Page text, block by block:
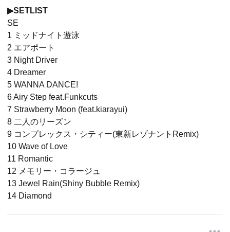
▶︎SETLIST
SE
1 ミッドナイト遊泳
2 エアポート
3 Night Driver
4 Dreamer
5 WANNA DANCE!
6 Airy Step feat.Funkcuts
7 Strawberry Moon (feat.kiarayui)
8 二人のリーズン
9 コンプレックス・シティー(東新レゾナントRemix)
10 Wave of Love
11 Romantic
12 メモリー・コラージュ
13 Jewel Rain(Shiny Bubble Remix)
14 Diamond